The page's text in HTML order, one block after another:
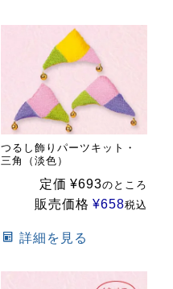
つるし飾りパーツキット・
三角（淡色）
定価 ¥693のところ
販売価格 ¥658税込
詳細を見る